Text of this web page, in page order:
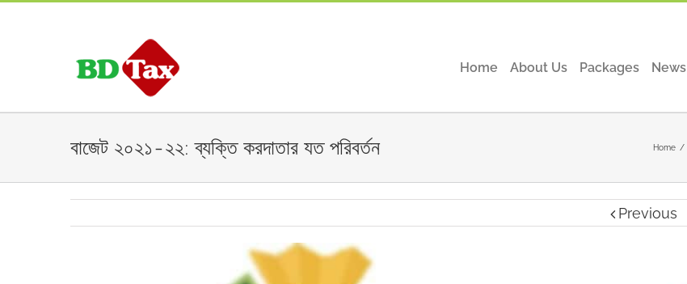
Home About Us Packages News
বাজেট ২০২১-২২: ব্যক্তি করদাতার যত পরিবর্তন Home /
Previous